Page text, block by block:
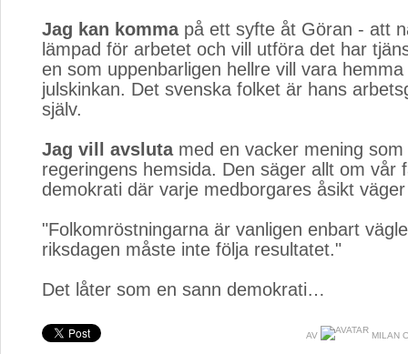
Jag kan kommapå ett syfte åt Göran - att
lämpad för arbetet och vill utföra det har
en som uppenbarligen hellre vill vara
julskinkan. Det svenska folket är hans
själv.
Jag vill avslutamed en vacker mening som
regeringens hemsida. Den säger allt om vår
demokrati där varje medborgares åsikt
"Folkomröstningarna är vanligen enbart
riksdagen måste inte följa resultatet."
Det låter som en sann demokrati…
AV MILAN